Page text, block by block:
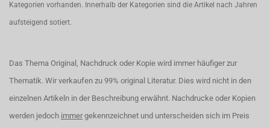
Kategorien vorhanden. Innerhalb der Kategorien sind die Artikel nach Jahren
aufsteigend sotiert.
Das Thema Original, Nachdruck oder Kopie wird immer häufiger zur
Thematik. Wir verkaufen zu 99% original Literatur. Dies wird nicht in den
einzelnen Artikeln in der Beschreibung erwähnt. Nachdrucke oder Kopien
werden jedoch immer gekennzeichnet und unterscheiden sich im Preis